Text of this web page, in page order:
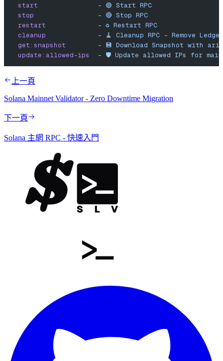
  start
               -
🟢 Start RPC
  stop
                -
🔴 Stop RPC
  restart
             -
♻️ Restart RPC
  cleanup
             -
🧹 Cleanup RPC - Remove
  get:snapshot
        -
💾 Download Snapshot with
  update:allowed-ips
  -
🛡️ Update allowed IPs for
上一頁
Solana Mainnet Validator - Zero Downtime Migration
下一頁
Solana 主網 RPC - 快速入門